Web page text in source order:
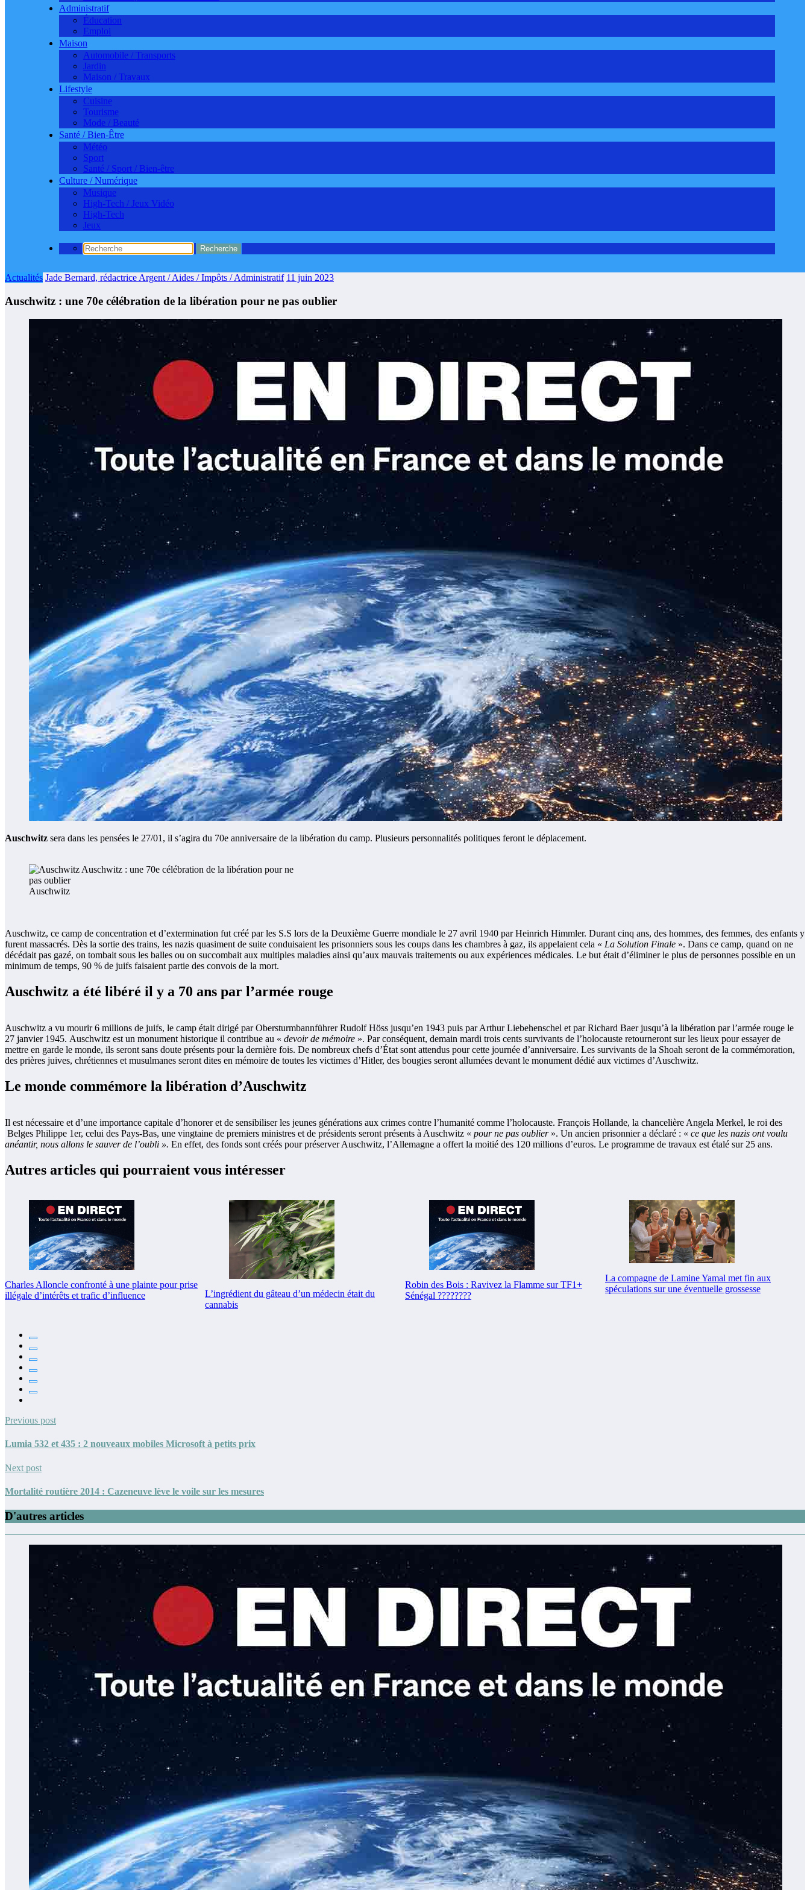
Administratif
Éducation
Emploi
Maison
Automobile / Transports
Jardin
Maison / Travaux
Lifestyle
Cuisine
Tourisme
Mode / Beauté
Santé / Bien-Être
Météo
Sport
Santé / Sport / Bien-être
Culture / Numérique
Musique
High-Tech / Jeux Vidéo
High-Tech
Jeux
Actualités Jade Bernard, rédactrice Argent / Aides / Impôts / Administratif 11 juin 2023
Auschwitz : une 70e célébration de la libération pour ne pas oublier
Auschwitz sera dans les pensées le 27/01, il s’agira du 70e anniversaire de la libération du camp. Plusieurs personnalités politiques feront le déplacement.
Auschwitz
Auschwitz, ce camp de concentration et d’extermination fut créé par les S.S lors de la Deuxième Guerre mondiale le 27 avril 1940 par Heinrich Himmler. Durant cinq ans, des hommes, des femmes, des enfants y
furent massacrés. Dès la sortie des trains, les nazis quasiment de suite conduisaient les prisonniers sous les coups dans les chambres à gaz, ils appelaient cela « La Solution Finale ». Dans ce camp, quand on ne
décédait pas gazé, on tombait sous les balles ou on succombait aux multiples maladies ainsi qu’aux mauvais traitements ou aux expériences médicales. Le but était d’éliminer le plus de personnes possible en un
minimum de temps, 90 % de juifs faisaient partie des convois de la mort.
Auschwitz a été libéré il y a 70 ans par l’armée rouge
Auschwitz a vu mourir 6 millions de juifs, le camp était dirigé par Obersturmbannführer Rudolf Höss jusqu’en 1943 puis par Arthur Liebehenschel et par Richard Baer jusqu’à la libération par l’armée rouge le
27 janvier 1945. Auschwitz est un monument historique il contribue au « devoir de mémoire ». Par conséquent, demain mardi trois cents survivants de l’holocauste retourneront sur les lieux pour essayer de
mettre en garde le monde, ils seront sans doute présents pour la dernière fois. De nombreux chefs d’État sont attendus pour cette journée d’anniversaire. Les survivants de la Shoah seront de la commémoration,
des prières juives, chrétiennes et musulmanes seront dites en mémoire de toutes les victimes d’Hitler, des bougies seront allumées devant le monument dédié aux victimes d’Auschwitz.
Le monde commémore la libération d’Auschwitz
Il est nécessaire et d’une importance capitale d’honorer et de sensibiliser les jeunes générations aux crimes contre l’humanité comme l’holocauste. François Hollande, la chancelière Angela Merkel, le roi des
Belges Philippe 1er, celui des Pays-Bas, une vingtaine de premiers ministres et de présidents seront présents à Auschwitz « pour ne pas oublier ». Un ancien prisonnier a déclaré : « ce que les nazis ont voulu
anéantir, nous allons le sauver de l’oubli ». En effet, des fonds sont créés pour préserver Auschwitz, l’Allemagne a offert la moitié des 120 millions d’euros. Le programme de travaux est étalé sur 25 ans.
Autres articles qui pourraient vous intéresser
Charles Alloncle confronté à une plainte pour prise
illégale d’intérêts et trafic d’influence
L’ingrédient du gâteau d’un médecin était du
cannabis
Robin des Bois : Ravivez la Flamme sur TF1+
Sénégal ????????
La compagne de Lamine Yamal met fin aux
spéculations sur une éventuelle grossesse
Previous post
Lumia 532 et 435 : 2 nouveaux mobiles Microsoft à petits prix
Next post
Mortalité routière 2014 : Cazeneuve lève le voile sur les mesures
D'autres articles